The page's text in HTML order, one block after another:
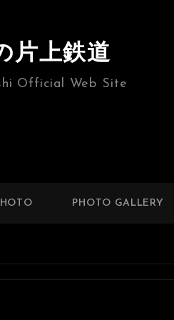
片上鉄道
Official Web Site
PHOTO GALLERY